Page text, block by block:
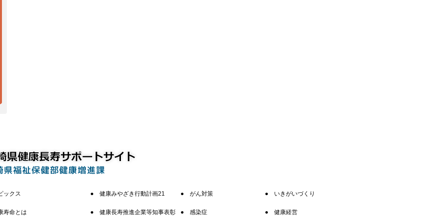
ックス
寿命とは
健康みやざき行動計画21
健康長寿推進企業等知事表彰
がん対策
感染症
いきがいづくり
健康経営